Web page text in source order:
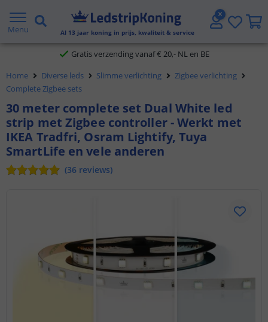
Menu Al 13 jaar koning in prijs, kwaliteit & service
5 jaar garantie
Gratis verzending vanaf € 20,- NL en BE
Klantbeoordeling 9.1
Voor 23:45 uur besteld,morgen in huis
Home Diverse leds Slimme verlichting
Zigbee verlichting
Complete Zigbee sets
30 meter complete set Dual White led
strip met Zigbee controller - Werkt met
IKEA Tradfri, Osram Lightify, Tuya
SmartLife en vele anderen
(36 reviews)